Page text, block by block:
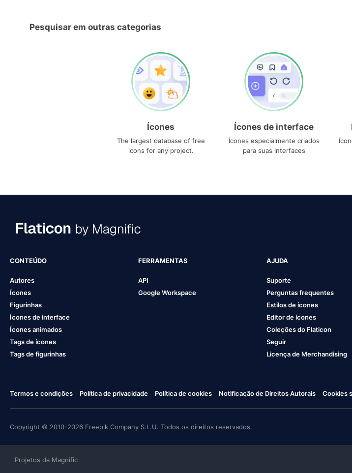
Pesquisar em outras categorias
Ícones
The largest database of free
icons for any project.
Ícones de interface
Ícones especialmente criados
para suas interfaces
CONTEÚDO
Autores
Ícones
Figurinhas
Ícones de interface
Ícones animados
Tags de ícones
Tags de figurinhas
FERRAMENTAS
API
Google Workspace
AJUDA
Suporte
Perguntas frequentes
Estilos de ícones
Editor de ícones
Coleções do Flaticon
Seguir
Licença de Merchandising
Termos e condições Política de privacidade Política de cookies Notificação de Direitos Autorais Cookies
Copyright © 2010-2026 Freepik Company S.L.U. Todos os direitos reservados.
Projetos da Magnific